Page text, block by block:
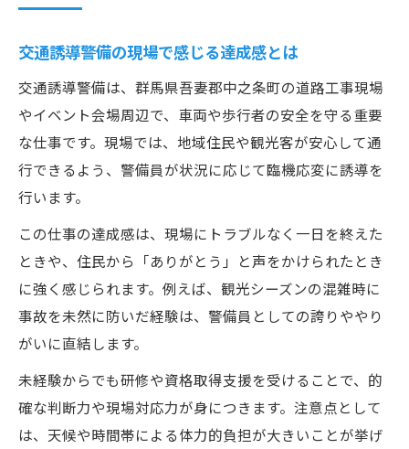
交通誘導警備の現場で感じる達成感とは
交通誘導警備は、群馬県吾妻郡中之条町の道路工事現場
やイベント会場周辺で、車両や歩行者の安全を守る重要
な仕事です。現場では、地域住民や観光客が安心して通
行できるよう、警備員が状況に応じて臨機応変に誘導を
行います。
この仕事の達成感は、現場にトラブルなく一日を終えた
ときや、住民から「ありがとう」と声をかけられたとき
に強く感じられます。例えば、観光シーズンの混雑時に
事故を未然に防いだ経験は、警備員としての誇りややり
がいに直結します。
未経験からでも研修や資格取得支援を受けることで、的
確な判断力や現場対応力が身につきます。注意点として
は、天候や時間帯による体力的負担が大きいことが挙げ